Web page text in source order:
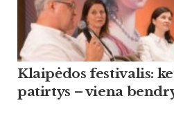
Klaipėdos festivalis:
patirtys – viena